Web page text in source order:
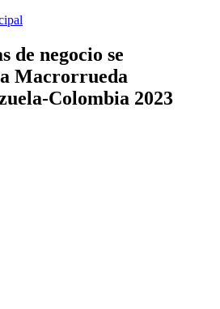
de negocio se
Macrorrueda
Colombia 2023